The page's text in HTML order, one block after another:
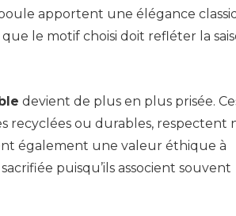
apportent une élégance
le motif choisi doit refléter la
devient de plus en plus prisée.
recyclées ou durables, respectent
également une valeur éthique à
puisqu’ils associent souvent